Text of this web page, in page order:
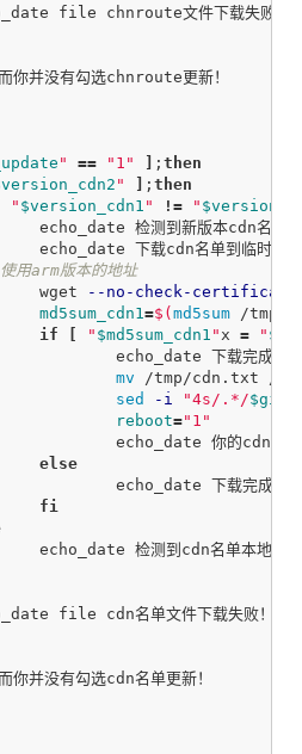
file chnroute文件下载失败！
" == "1" ; then
" ; then
" $version_cdn1 " != "
echo_date 检测到新版本cdn名单
用arm版本的地址
			wget
--no-check-certificate
md5sum_cdn1=$( md5sum /tmp/
if
" $md5sum_cdn1 "x = "
echo_date 下载完成，校
mv /tmp/cdn.txt /
sed
-i "4s/.*/
reboot="1"
else
echo_date 下载完成，
fi
echo_date 检测到cdn名单本地版
file cdn名单文件下载失败！